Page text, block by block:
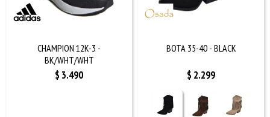
CHAMPION 12K-3 -
BK/WHT/WHT
$ 3.490
BOTA 35-40 - BLACK
$ 2.299